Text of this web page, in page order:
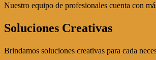
Nuestro equipo de profesionales cuenta con
Soluciones Creativas
Brindamos soluciones creativas para cada